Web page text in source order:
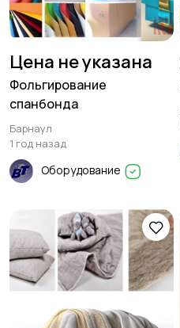
Цена не указана
Фольгирование
спанбонда
Барнаул
1 год назад
Оборудование